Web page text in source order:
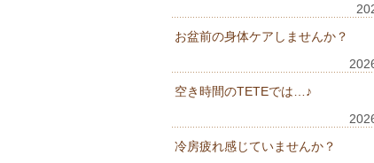
お盆前の身体ケアしませんか？
空き時間のTETEでは…♪
冷房疲れ感じていませんか？